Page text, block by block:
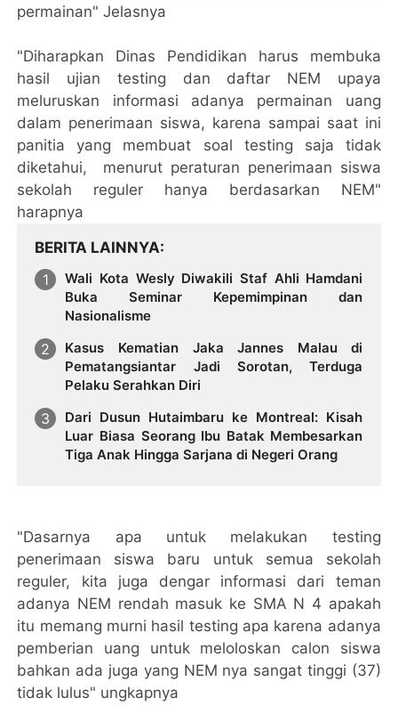
permainan" Jelasnya
"Diharapkan Dinas Pendidikan harus membuka
hasil ujian testing dan daftar NEM upaya
meluruskan informasi adanya permainan uang
dalam penerimaan siswa, karena sampai saat ini
panitia yang membuat soal testing saja tidak
diketahui, menurut peraturan penerimaan siswa
sekolah reguler hanya berdasarkan NEM"
harapnya
BERITA LAINNYA
Wali Kota Wesly Diwakili Staf Ahli Hamdani
Buka Seminar Kepemimpinan dan
Nasionalisme
Kasus Kematian Jaka Jannes Malau di
Pematangsiantar Jadi Sorotan, Terduga
Pelaku Serahkan Diri
Dari Dusun Hutaimbaru ke Montreal: Kisah
Luar Biasa Seorang Ibu Batak Membesarkan
Tiga Anak Hingga Sarjana di Negeri Orang
"Dasarnya apa untuk melakukan testing
penerimaan siswa baru untuk semua sekolah
reguler, kita juga dengar informasi dari teman
adanya NEM rendah masuk ke SMA N 4 apakah
itu memang murni hasil testing apa karena adanya
pemberian uang untuk meloloskan calon siswa
bahkan ada juga yang NEM nya sangat tinggi (37)
tidak lulus" ungkapnya